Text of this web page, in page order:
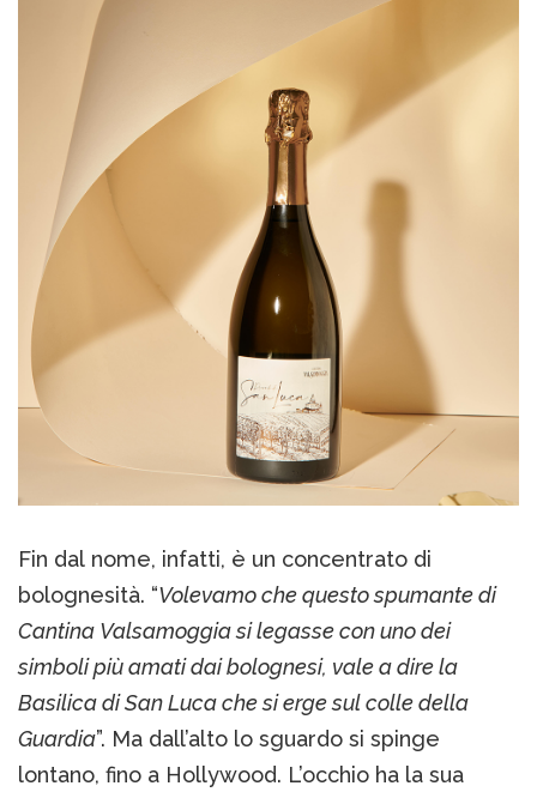
Fin dal nome, infatti, è un concentrato di
bolognesità. “Volevamo che questo spumante di
Cantina Valsamoggia si legasse con uno dei
simboli più amati dai bolognesi, vale a dire la
Basilica di San Luca che si erge sul colle della
Guardia”. Ma dall’alto lo sguardo si spinge
lontano, fino a Hollywood. L’occhio ha la sua